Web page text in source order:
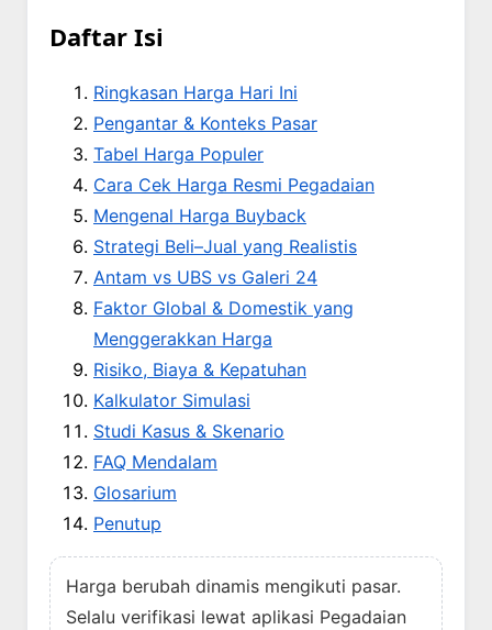
Daftar Isi
Ringkasan Harga Hari Ini
Pengantar & Konteks Pasar
Tabel Harga Populer
Cara Cek Harga Resmi Pegadaian
Mengenal Harga Buyback
Strategi Beli–Jual yang Realistis
Antam vs UBS vs Galeri 24
Faktor Global & Domestik yang
Menggerakkan Harga
Risiko, Biaya & Kepatuhan
Kalkulator Simulasi
Studi Kasus & Skenario
FAQ Mendalam
Glosarium
Penutup
Harga berubah dinamis mengikuti pasar.
Selalu verifikasi lewat aplikasi Pegadaian